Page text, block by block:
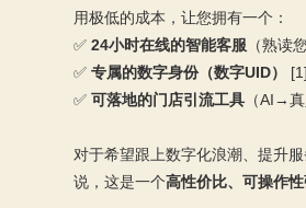
用极低的成本，让您拥有一个：
✅ 24小时在线的智能客服 （熟读
✅ 专属的数字身份（数字UID）
[1]
✅ 可落地的门店引流工具 （AI→
对于希望跟上数字化浪潮、提升
说，这是一个高性价比、可操作